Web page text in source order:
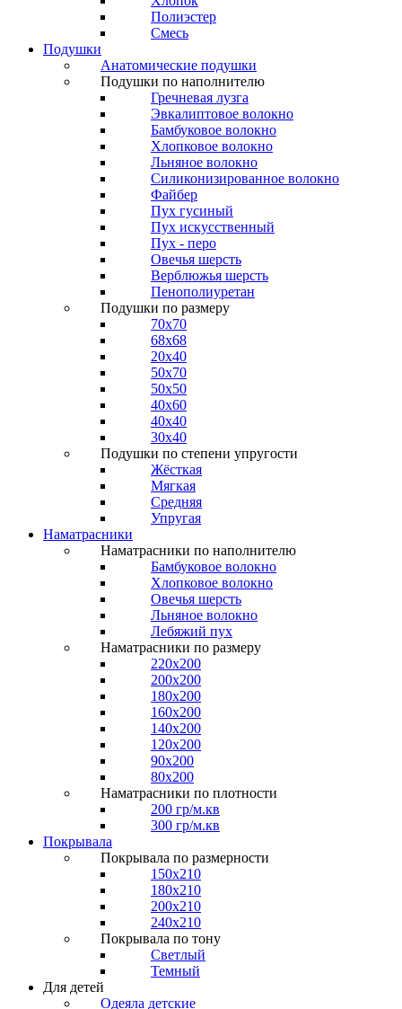
Полиэстер
Смесь
Подушки
Анатомические подушки
Подушки по наполнителю
Гречневая лузга
Эвкалиптовое волокно
Бамбуковое волокно
Хлопковое волокно
Льняное волокно
Силиконизированное волокно
Файбер
Пух гусиный
Пух искусственный
Пух - перо
Овечья шерсть
Верблюжья шерсть
Пенополиуретан
Подушки по размеру
70x70
68x68
20x40
50x70
50x50
40x60
40x40
30x40
Подушки по степени упругости
Жёсткая
Мягкая
Средняя
Упругая
Наматрасники
Наматрасники по наполнителю
Бамбуковое волокно
Хлопковое волокно
Овечья шерсть
Льняное волокно
Лебяжий пух
Наматрасники по размеру
220x200
200x200
180x200
160x200
140x200
120x200
90x200
80x200
Наматрасники по плотности
200 гр/м.кв
300 гр/м.кв
Покрывала
Покрывала по размерности
150x210
180x210
200x210
240x210
Покрывала по тону
Светлый
Темный
Для детей
Одеяла детские